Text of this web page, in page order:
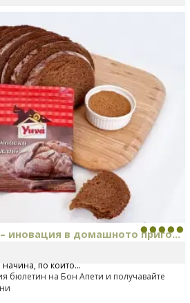
– иновация в домашното приго...
предлагането на изцяло нов
по който...
бюлетин на Бон Апети и получавайте